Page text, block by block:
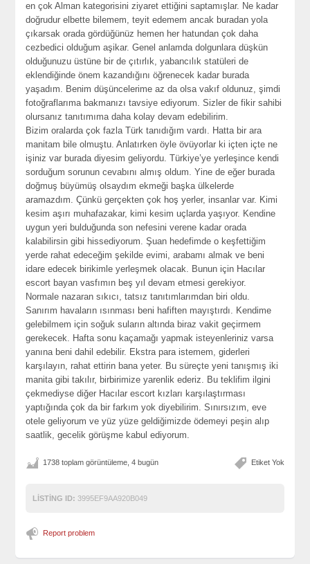
en çok Alman kategorisini ziyaret ettiğini saptamışlar. Ne kadar
doğrudur elbette bilemem, teyit edemem ancak buradan yola
çıkarsak orada gördüğünüz hemen her hatundan çok daha
cezbedici olduğum aşikar. Genel anlamda dolgunlara düşkün
olduğunuzu üstüne bir de çıtırlık, yabancılık statüleri de
eklendiğinde önem kazandığını öğrenecek kadar burada
yaşadım. Benim düşüncelerime az da olsa vakıf oldunuz, şimdi
fotoğraflarıma bakmanızı tavsiye ediyorum. Sizler de fikir sahibi
olursanız tanıtımıma daha kolay devam edebilirim.
Bizim oralarda çok fazla Türk tanıdığım vardı. Hatta bir ara
manitam bile olmuştu. Anlatırken öyle övüyorlar ki içten içte ne
işiniz var burada diyesim geliyordu. Türkiye’ye yerleşince kendi
sorduğum sorunun cevabını almış oldum. Yine de eğer burada
doğmuş büyümüş olsaydım ekmeği başka ülkelerde
aramazdım. Çünkü gerçekten çok hoş yerler, insanlar var. Kimi
kesim aşırı muhafazakar, kimi kesim uçlarda yaşıyor. Kendine
uygun yeri bulduğunda son nefesini verene kadar orada
kalabilirsin gibi hissediyorum. Şuan hedefimde o keşfettiğim
yerde rahat edeceğim şekilde evimi, arabamı almak ve beni
idare edecek birikimle yerleşmek olacak. Bunun için Hacılar
escort bayan vasfımın beş yıl devam etmesi gerekiyor.
Normale nazaran sıkıcı, tatsız tanıtımlarımdan biri oldu.
Sanırım havaların ısınması beni hafiften mayıştırdı. Kendime
gelebilmem için soğuk suların altında biraz vakit geçirmem
gerekecek. Hafta sonu kaçamağı yapmak isteyenleriniz varsa
yanına beni dahil edebilir. Ekstra para istemem, giderleri
karşılayın, rahat ettirin bana yeter. Bu süreçte yeni tanışmış iki
manita gibi takılır, birbirimize yarenlik ederiz. Bu teklifim ilgini
çekmediyse diğer Hacılar escort kızları karşılaştırması
yaptığında çok da bir farkım yok diyebilirim. Sınırsızım, eve
otele geliyorum ve yüz yüze geldiğimizde ödemeyi peşin alıp
saatlik, gecelik görüşme kabul ediyorum.
Etiket Yok
1738 toplam görüntüleme, 4 bugün
LISTING ID: 3995EF9AA920B049
Report problem